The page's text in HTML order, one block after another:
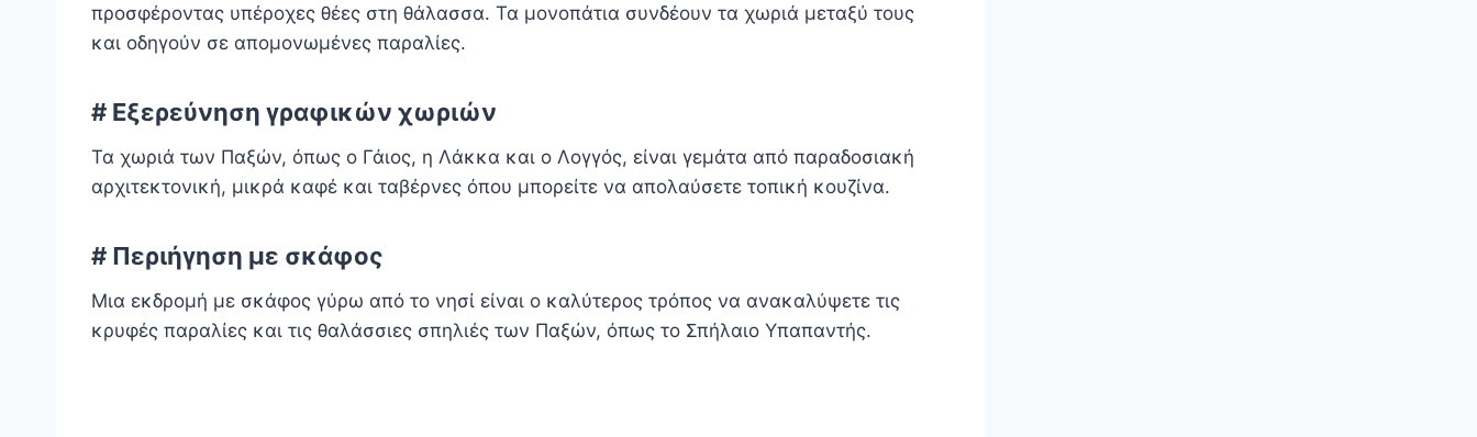
προσφέροντας υπέροχες θέες στη θάλασσα. Τα μονοπάτια συνδέουν τα χωριά μεταξύ τους
και οδηγούν σε απομονωμένες παραλίες.
# Εξερεύνηση γραφικών χωριών
Τα χωριά των Παξών, όπως ο Γάιος, η Λάκκα και ο Λογγός, είναι γεμάτα από παραδοσιακή
αρχιτεκτονική, μικρά καφέ και ταβέρνες όπου μπορείτε να απολαύσετε τοπική κουζίνα.
# Περιήγηση με σκάφος
Μια εκδρομή με σκάφος γύρω από το νησί είναι ο καλύτερος τρόπος να ανακαλύψετε τις
κρυφές παραλίες και τις θαλάσσιες σπηλιές των Παξών, όπως το Σπήλαιο Υπαπαντής.